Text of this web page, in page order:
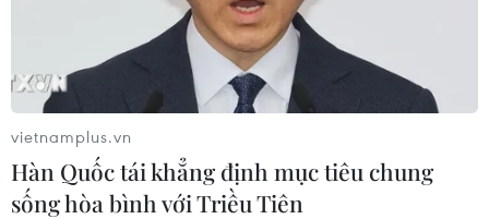
vietnamplus.vn
Hàn Quốc tái khẳng định mục tiêu chung
sống hòa bình với Triều Tiên